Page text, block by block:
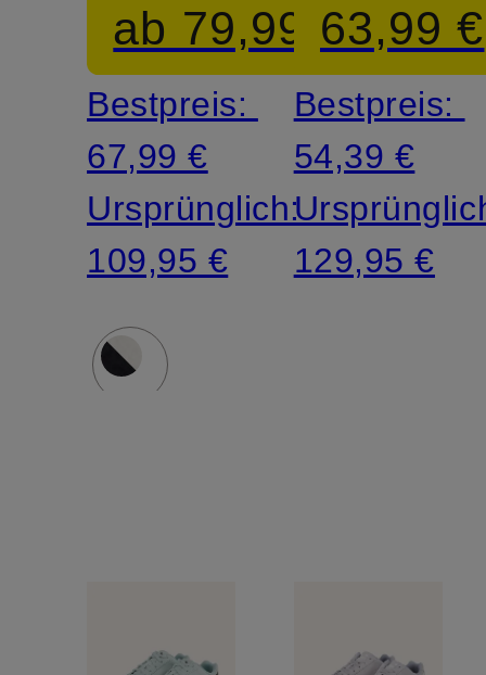
ab 79,99 €
Bestpreis:
67,99 €
Ursprünglich:
109,95 €
63,99 €
Bestpreis:
54,39 €
129,95 €